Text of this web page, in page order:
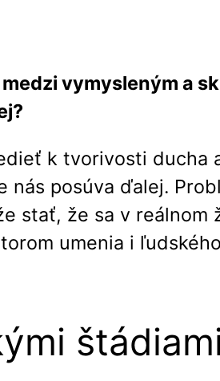
vymysleným a
k tvorivosti ducha
posúva ďalej.
stať, že sa v
umenia i